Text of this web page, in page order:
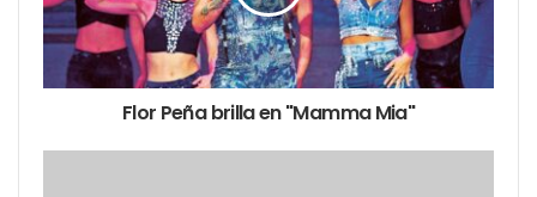
Flor Peña brilla en "Mamma Mia"